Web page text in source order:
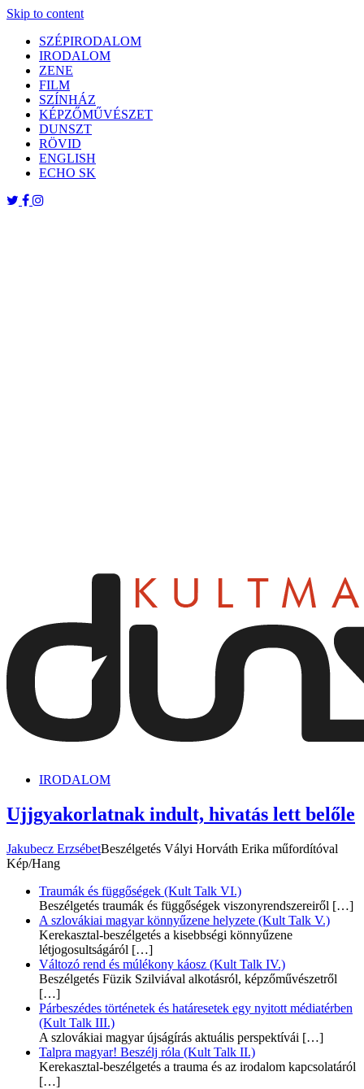
Skip to content
SZÉPIRODALOM
IRODALOM
ZENE
FILM
SZÍNHÁZ
KÉPZŐMŰVÉSZET
DUNSZT
RÖVID
ENGLISH
ECHO SK
IRODALOM
Ujjgyakorlatnak indult, hivatás lett belőle
Jakubecz ErzsébetBeszélgetés Vályi Horváth Erika műfordítóval
Kép/Hang
Traumák és függőségek (Kult Talk VI.)
Beszélgetés traumák és függőségek viszonyrendszereiről […]
A szlovákiai magyar könnyűzene helyzete (Kult Talk V.)
Kerekasztal-beszélgetés a kisebbségi könnyűzene
létjogosultságáról […]
Változó rend és múlékony káosz (Kult Talk IV.)
Beszélgetés Füzik Szilviával alkotásról, képzőművészetről
[…]
Párbeszédes történetek és határesetek egy nyitott médiatérben
(Kult Talk III.)
A szlovákiai magyar újságírás aktuális perspektívái […]
Talpra magyar! Beszélj róla (Kult Talk II.)
Kerekasztal-beszélgetés a trauma és az irodalom kapcsolatáról
[…]